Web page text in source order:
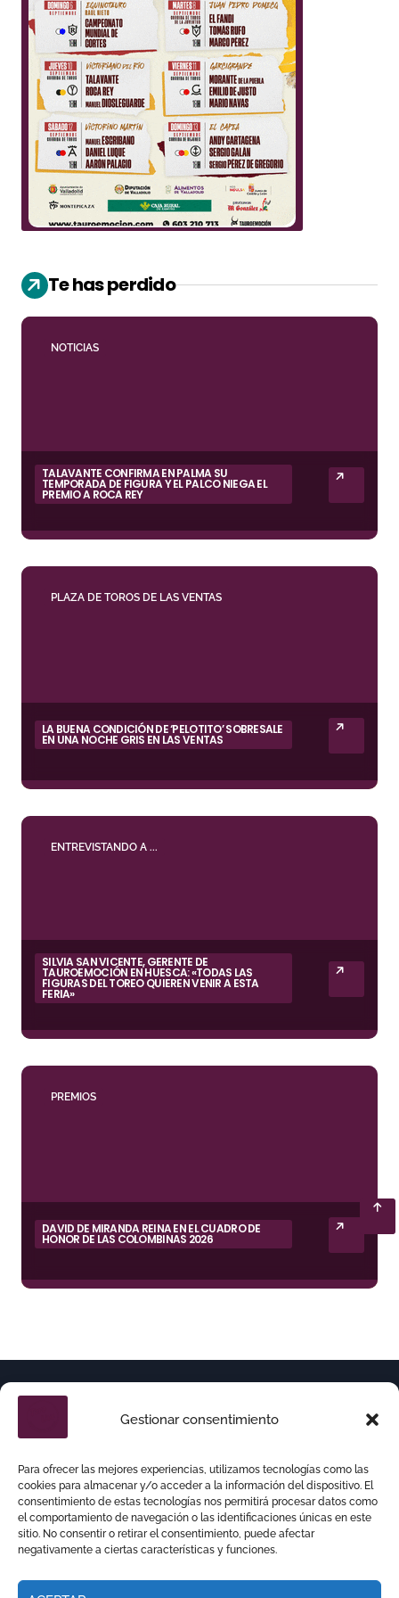
Gestionar consentimiento
Para ofrecer las mejores experiencias, utilizamos tecnologías como las
cookies para almacenar y/o acceder a la información del dispositivo. El
consentimiento de estas tecnologías nos permitirá procesar datos como
el comportamiento de navegación o las identificaciones únicas en este
sitio. No consentir o retirar el consentimiento, puede afectar
negativamente a ciertas características y funciones.
Te has perdido
NOTICIAS
TALAVANTE CONFIRMA EN PALMA SU
TEMPORADA DE FIGURA Y EL PALCO NIEGA EL
PREMIO A ROCA REY
PLAZA DE TOROS DE LAS VENTAS
LA BUENA CONDICIÓN DE ‘PELOTITO’ SOBRESALE
EN UNA NOCHE GRIS EN LAS VENTAS
ENTREVISTANDO A ...
SILVIA SAN VICENTE, GERENTE DE
TAUROEMOCIÓN EN HUESCA: «TODAS LAS
FIGURAS DEL TOREO QUIEREN VENIR A ESTA
FERIA»
PREMIOS
DAVID DE MIRANDA REINA EN EL CUADRO DE
HONOR DE LAS COLOMBINAS 2026